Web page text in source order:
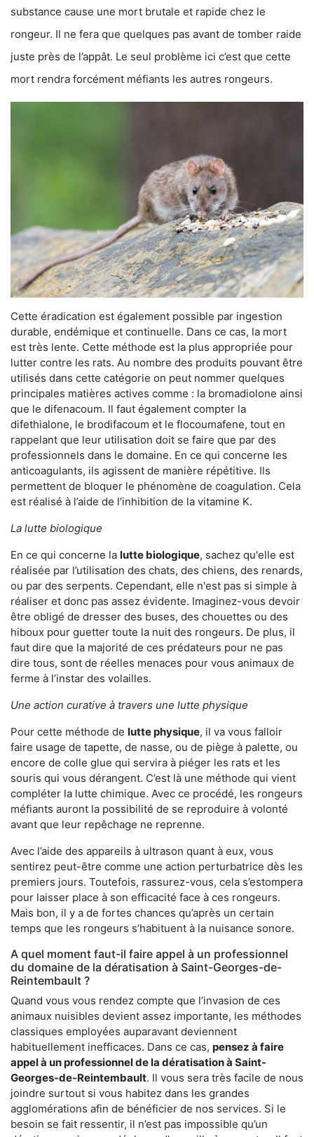
substance cause une mort brutale et rapide chez le
rongeur. Il ne fera que quelques pas avant de tomber raide
juste près de l’appât. Le seul problème ici c’est que cette
mort rendra forcément méfiants les autres rongeurs.
Cette éradication est également possible par ingestion
durable, endémique et continuelle. Dans ce cas, la mort
est très lente. Cette méthode est la plus appropriée pour
lutter contre les rats. Au nombre des produits pouvant être
utilisés dans cette catégorie on peut nommer quelques
principales matières actives comme : la bromadiolone ainsi
que le difenacoum. Il faut également compter la
difethialone, le brodifacoum et le flocoumafene, tout en
rappelant que leur utilisation doit se faire que par des
professionnels dans le domaine. En ce qui concerne les
anticoagulants, ils agissent de manière répétitive. Ils
permettent de bloquer le phénomène de coagulation. Cela
est réalisé à l’aide de l’inhibition de la vitamine K.
La lutte biologique
En ce qui concerne la lutte biologique, sachez qu'elle est
réalisée par l’utilisation des chats, des chiens, des renards,
ou par des serpents. Cependant, elle n'est pas si simple à
réaliser et donc pas assez évidente. Imaginez-vous devoir
être obligé de dresser des buses, des chouettes ou des
hiboux pour guetter toute la nuit des rongeurs. De plus, il
faut dire que la majorité de ces prédateurs pour ne pas
dire tous, sont de réelles menaces pour vous animaux de
ferme à l’instar des volailles.
Une action curative à travers une lutte physique
Pour cette méthode de lutte physique, il va vous falloir
faire usage de tapette, de nasse, ou de piège à palette, ou
encore de colle glue qui servira à piéger les rats et les
souris qui vous dérangent. C’est là une méthode qui vient
compléter la lutte chimique. Avec ce procédé, les rongeurs
méfiants auront la possibilité de se reproduire à volonté
avant que leur repêchage ne reprenne.
Avec l’aide des appareils à ultrason quant à eux, vous
sentirez peut-être comme une action perturbatrice dès les
premiers jours. Toutefois, rassurez-vous, cela s’estompera
pour laisser place à son efficacité face à ces rongeurs.
Mais bon, il y a de fortes chances qu’après un certain
temps que les rongeurs s’habituent à la nuisance sonore.
A quel moment faut-il faire appel à un professionnel
du domaine de la dératisation à Saint-Georges-de-
Reintembault ?
Quand vous vous rendez compte que l’invasion de ces
animaux nuisibles devient assez importante, les méthodes
classiques employées auparavant deviennent
habituellement inefficaces. Dans ce cas, pensez à faire
appel à un professionnel de la dératisation à Saint-
Georges-de-Reintembault. Il vous sera très facile de nous
joindre surtout si vous habitez dans les grandes
agglomérations afin de bénéficier de nos services. Si le
besoin se fait ressentir, il n’est pas impossible qu’un